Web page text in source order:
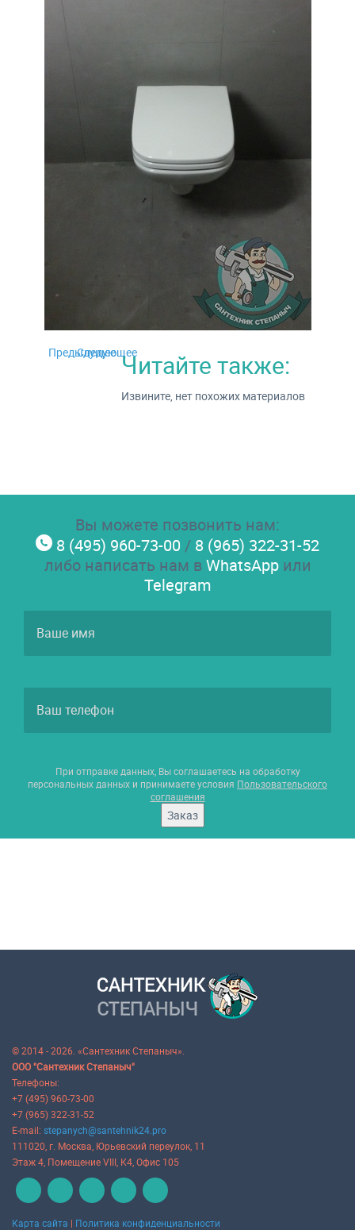
Предыдущее
СледующееЧитайте также:
Извините, нет похожих материалов
Вы можете позвонить нам:
8 (495) 960-73-00 / 8 (965) 322-31-52
либо написать нам вWhatsAppили
Telegram
При отправке данных, Вы соглашаетесь на обработку
персональных данных и принимаете условия Пользовательского
соглашения
Заказ
© 2014 - 2026. «Сантехник Степаныч».
ООО "Сантехник Степаныч"
Телефоны:
+7 (495) 960-73-00
+7 (965) 322-31-52
E-mail: stepanych@santehnik24.pro
111020 , г. Москва Юрьевский переулок, 11
Этаж 4, Помещение VIII, К4, Офис 105
Карта сайта | Политика конфиденциальности